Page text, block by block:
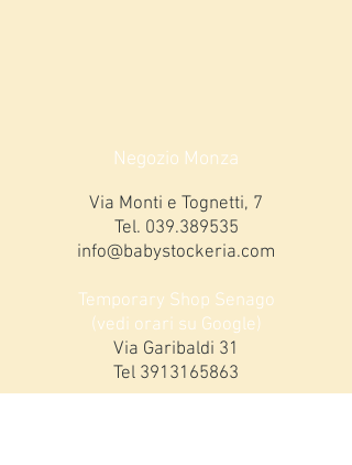
Negozio Monza
Via Monti e Tognetti, 7
Tel. 039.389535
info@babystockeria.com
Temporary Shop Senago
(vedi orari su Google)
Via Garibaldi 31
Tel 3913165863